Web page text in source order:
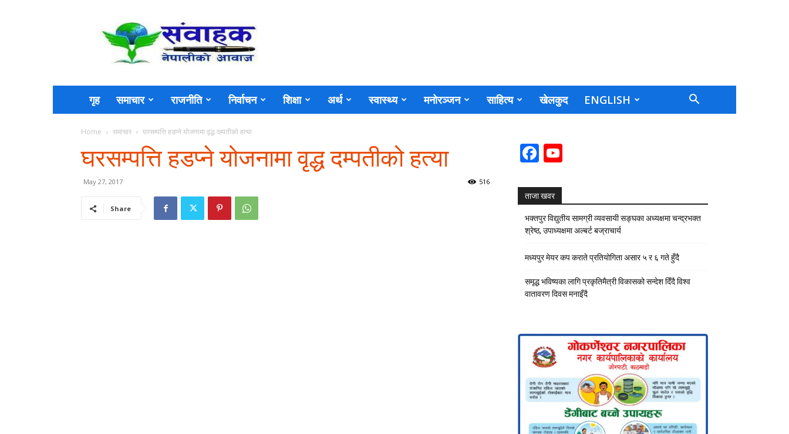
Sambahak
गृह समाचार राजनीति निर्वाचन शिक्षा अर्थ स्वास्थ्य मनोरञ्जन साहित्य खेलकुद ENGLISH
Home समाचार घरसम्पत्ति हडप्‍ने योजनामा वृद्ध दम्पतीको हत्या
घरसम्पत्ति हडप्‍ने योजनामा वृद्ध दम्पतीको हत्या
May 27, 2017 516
Share
Facebook
ताजा खवर
भक्तपुर विद्युतीय सामग्री व्यवसायी सङ्घका अध्यक्षमा चन्द्रभक्त
श्रेष्ठ, उपाध्यक्षमा अल्बर्ट बज्राचार्य
मध्यपुर मेयर कप कराते प्रतियोगिता असार ५ र ६ गते हुँदै
समृद्ध भविष्यका लागि प्रकृतिमैत्री विकासको सन्देश दिँदै विश्व
वातावरण दिवस मनाइँदै